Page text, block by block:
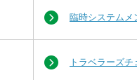
臨時システムメ
トラベラーズ